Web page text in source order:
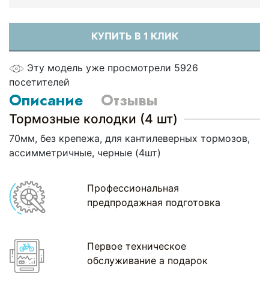
КУПИТЬ В 1 КЛИК
Эту модель уже просмотрели 5926
посетителей
Описание Отзывы
Тормозные колодки (4 шт)
70мм, без крепежа, для кантилеверных тормозов,
ассимметричные, черные (4шт)
Профессиональная
предпродажная подготовка
Первое техническое
обслуживание а подарок